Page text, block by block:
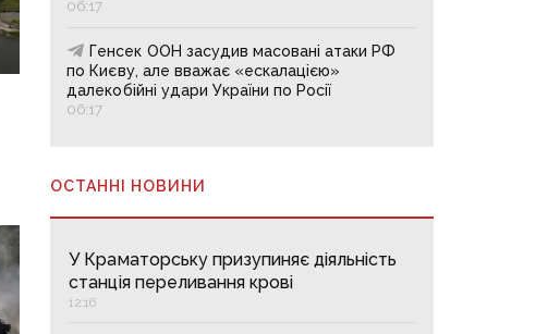
06:17
Генсек ООН засудив масовані атаки РФ
по Києву, але вважає «ескалацією»
далекобійні удари України по Росії
06:17
ОСТАННІ НОВИНИ
У Краматорську призупиняє діяльність
станція переливання крові
12:16